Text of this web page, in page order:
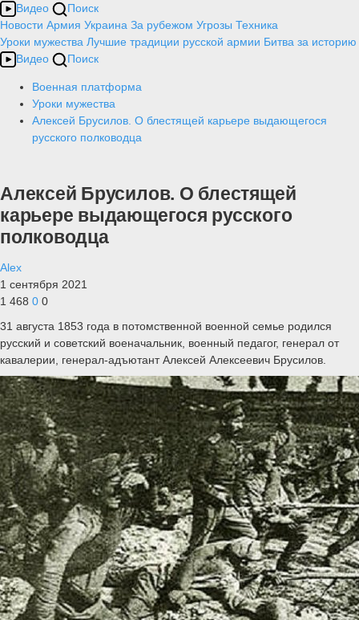
Видео
Поиск
Новости Армия Украина За рубежом Угрозы Техника
Уроки мужества Лучшие традиции русской армии Битва за историю
Видео
Поиск
Военная платформа
Уроки мужества
Алексей Брусилов. О блестящей карьере выдающегося
русского полководца
Алексей Брусилов. О блестящей
карьере выдающегося русского
полководца
Alex
1 сентября 2021
1 468 0 0
31 августа 1853 года в потомственной военной семье родился
русский и советский военачальник, военный педагог, генерал от
кавалерии, генерал-адъютант Алексей Алексеевич Брусилов.